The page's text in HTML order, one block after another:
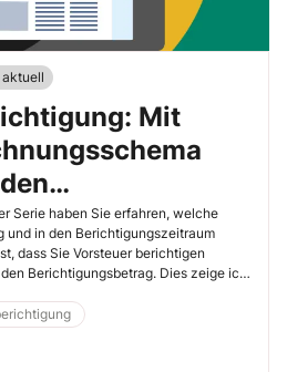
aktuell
Mit
Serie haben Sie erfahren, welche
und in den Berichtigungszeitraum
dass Sie Vorsteuer berichtigen
Berichtigungsbetrag. Dies zeige ich